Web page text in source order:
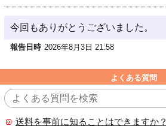
今回もありがとうございました。
報告日時 2026年8月3日 21:58
よくある質問
送料を事前に知ることはできますか？